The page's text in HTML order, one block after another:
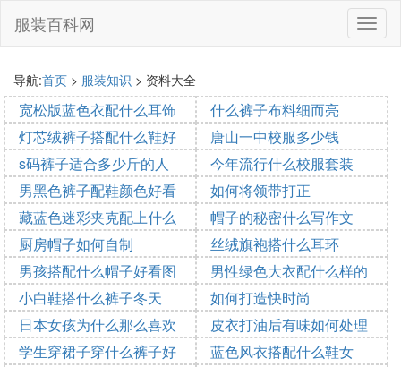
切
换
服装百科网
导航:首页 > 服装知识 > 资料大全
宽松版蓝色衣配什么耳饰
好看
2025-10-20 08:58:16
什么裤子布料细而亮
2025-10-20 07:57:57
灯芯绒裤子搭配什么鞋好
看点
2025-10-20 07:38:26
唐山一中校服多少钱
2025-10-20 07:01:38
s码裤子适合多少斤的人
穿
2025-10-20 06:42:39
今年流行什么校服套装
2025-10-20 06:09:25
男黑色裤子配鞋颜色好看
吗
2025-10-20 05:52:00
如何将领带打正
2025-10-20 04:03:06
藏蓝色迷彩夹克配上什么
裤子
2025-10-20 01:42:18
帽子的秘密什么写作文
2025-10-20 01:21:46
厨房帽子如何自制
2025-10-20 00:29:13
丝绒旗袍搭什么耳环
2025-10-19 22:40:42
男孩搭配什么帽子好看图
片大全集
2025-10-19 22:32:25
男性绿色大衣配什么样的
裤子
2025-10-19 21:36:06
小白鞋搭什么裤子冬天
2025-10-19 18:45:10
如何打造快时尚
2025-10-19 18:04:43
日本女孩为什么那么喜欢
穿裙子2025-10-19 17:14:55
皮衣打油后有味如何处理
2025-10-19 16:17:27
学生穿裙子穿什么裤子好
蓝色风衣搭配什么鞋女